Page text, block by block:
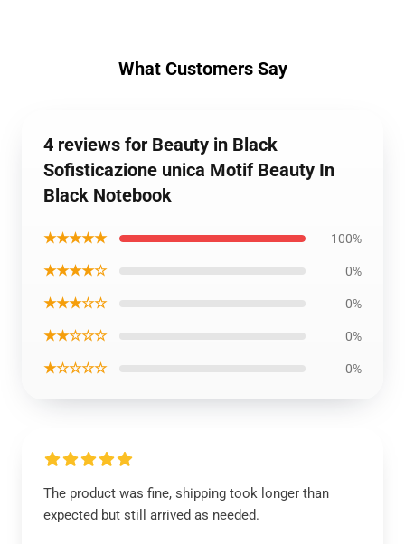
What Customers Say
4 reviews for Beauty in Black
Sofisticazione unica Motif Beauty In
Black Notebook
★★★★★ 100%
★★★★☆ 0%
★★★☆☆ 0%
★★☆☆☆ 0%
★☆☆☆☆ 0%
The product was fine, shipping took longer than
expected but still arrived as needed.